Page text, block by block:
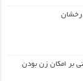
بر امکان زن بودن